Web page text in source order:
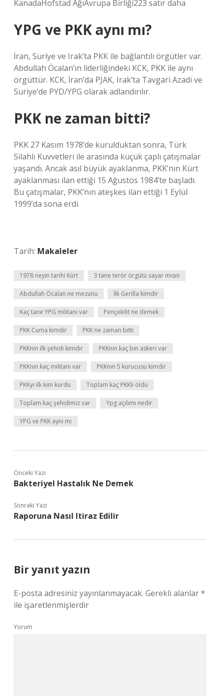
KanadaHofstad AğıAvrupa Birliği223 satır daha
YPG ve PKK aynı mı?
İran, Suriye ve Irak’ta PKK ile bağlantılı örgütler var.
Abdullah Öcalan’ın liderliğindeki KCK, PKK ile aynı
örgüttür. KCK, İran’da PJAK, Irak’ta Tavgari Azadi ve
Suriye’de PYD/YPG olarak adlandırılır.
PKK ne zaman bitti?
PKK 27 Kasım 1978’de kurulduktan sonra, Türk
Silahlı Kuvvetleri ile arasında küçük çaplı çatışmalar
yaşandı. Ancak asıl büyük ayaklanma, PKK’nın Kürt
ayaklanması ilan ettiği 15 Ağustos 1984’te başladı.
Bu çatışmalar, PKK’nın ateşkes ilan ettiği 1 Eylül
1999’da sona erdi.
Tarih: Makaleler
1978 neyin tarihi Kürt 3 tane terör örgütü sayar mısın
Abdullah Öcalan ne mezunu İlk Gerilla kimdir
Kaç tane YPG militanı var Pençekilit ne demek
PKK Cuma kimdir PKK ne zaman bitti
PKKnin ilk şehidi kimdir PKKnin kaç bin askeri var
PKKnin kaç militanı var PKKnın 5 kurucusu kimdir
PKKyi ilk kim kurdu Toplam kaç PKKlı öldü
Toplam kaç şehidimiz var Ypg açılımı nedir
YPG ve PKK aynı mı
Önceki Yazı
Bakteriyel Hastalık Ne Demek
Sonraki Yazı
Raporuna Nasıl Itiraz Edilir
Bir yanıt yazın
E-posta adresiniz yayınlanmayacak. Gerekli alanlar*
ile işaretlenmişlerdir
Yorum